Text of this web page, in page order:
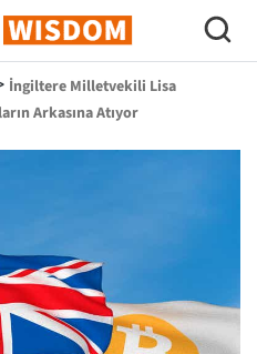
Bilgeliği
İngiltere Milletvekili Lisa
Arkasına Atıyor